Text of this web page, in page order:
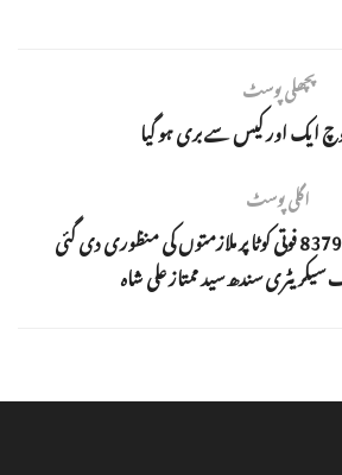
پچھلی پوسٹ
ایک اور کیس سے بری ہو گیا
اگلی پوسٹ
2018 سے اب تک 8379 فوتی کوٹا پر ملازمتوں کی منظوری دی گئی
سندھ سید ممتاز علی شاہ